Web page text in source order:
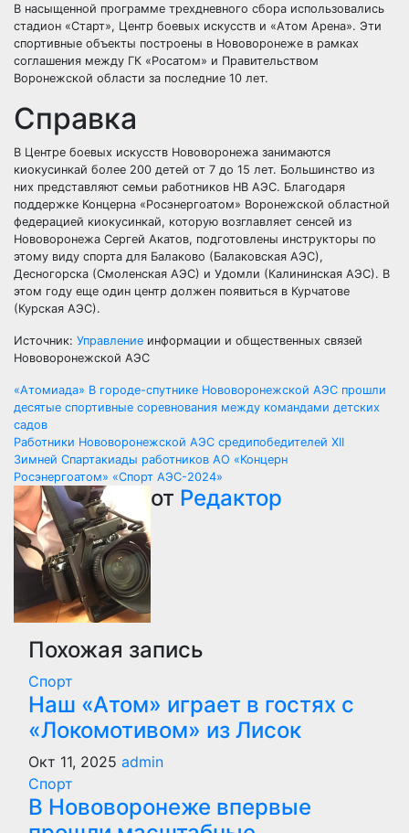
​В насыщенной программе трехдневного сбора использовались
стадион «Старт», Центр боевых искусств и «Атом Арена». Эти
спортивные объекты построены в Нововоронеже в рамках
соглашения между ГК «Росатом» и Правительством
Воронежской области за последние 10 лет.
Справка
​В Центре боевых искусств Нововоронежа занимаются
киокусинкай более 200 детей от 7 до 15 лет. Большинство из
них представляют семьи работников НВ АЭС. Благодаря
поддержке Концерна «Росэнергоатом» Воронежской областной
федерацией киокусинкай, которую возглавляет сенсей из
Нововоронежа Сергей Акатов, подготовлены инструкторы по
этому виду спорта для Балаково (Балаковская АЭС),
Десногорска (Смоленская АЭС) и Удомли (Калининская АЭС). В
этом году еще один центр должен появиться в Курчатове
(Курская АЭС).
Источник: Управление информации и общественных связей
Нововоронежской АЭС
Навигация
по
записям
«Атомиада» В городе-спутнике Нововоронежской АЭС прошли
десятые спортивные соревнования между командами детских
садов
Работники Нововоронежской АЭС средипобедителей XII
Зимней Спартакиады работников АО «Концерн
Росэнергоатом» «Спорт АЭС-2024»
от Редактор
Похожая запись
Спорт
Наш «Атом» играет в гостях с
«Локомотивом» из Лисок
Окт 11, 2025 admin
Спорт
В Нововоронеже впервые